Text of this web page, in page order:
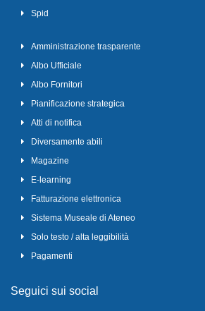
Spid
Amministrazione trasparente
Albo Ufficiale
Albo Fornitori
Pianificazione strategica
Atti di notifica
Diversamente abili
Magazine
E-learning
Fatturazione elettronica
Sistema Museale di Ateneo
Solo testo / alta leggibilità
Pagamenti
Seguici sui social